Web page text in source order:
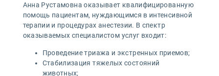
Анна Рустамовна оказывает квалифицированную
помощь пациентам, нуждающимся в интенсивной
терапии и процедурах анестезии. В спектр
оказываемых специалистом услуг входит:
Проведение триажа и экстренных приемов;
Стабилизация тяжелых состояний
животных;